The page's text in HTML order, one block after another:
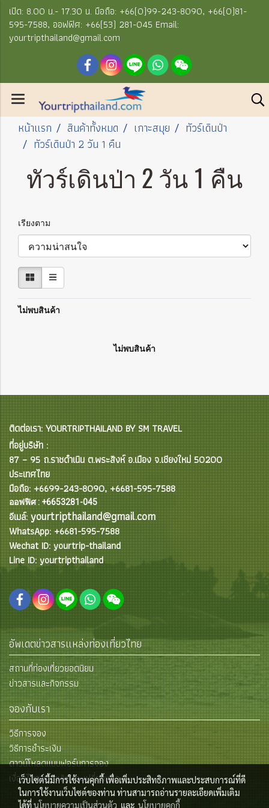
เปิด: 8.00 น.- 17.30 น. มือถือ: +66(0)99-243-8090, +66(0)81-
595-7588, ออฟฟิศ: +66(53) 281-045 Email:
yourtripthailand@gmail.com
หน้าแรก สินค้าทั้งหมด เกาะสมุย
ทัวร์เดินป่า
ทัวร์เดินป่า 2 วัน 1 คืน
ทัวร์เดินป่า 2 วัน 1 คืน
เรียงตาม
ไม่พบสินค้า
ไม่พบสินค้า
ติดต่อเรา: YOURTRIPTHAILAND BY SM TRAVEL
ที่อยู่บริษัท :
87 – 95 ถ.ราชดำเนิน ต.พระสิงห์ อ.เมือง จ.เชียงใหม่ 50200
ประเทศไทย
มือถือ: +6699-243-8090, +6681-595-7588
ออฟฟิศ : +6653281-045
อีเมล์: yourtripthailand@gmail.com
WhatsApp: +6681-595-7588
Wechat ID: yourtrip-thailand
Line ID: yourtripthailand
อัพเดตข่าวสารแหล่งท่องเที่ยวไทย
สถานที่ท่องเที่ยวยอดนิยม
ข่าวสารและกิจกรรม
จองกับเรา
วิธีการจอง
วิธีการชำระเงิน
ดาวน์โหลดแบบฟอร์มการจอง
เงื่อนไขการยกเลิกและเปลี่ยนแปลง
เว็บไซต์นี้มีการใช้งานคุกกี้ เพื่อเพิ่มประสิทธิภาพและประสบการณ์ที่ดี
ในการใช้งานเว็บไซต์ของท่าน ท่านสามารถอ่านรายละเอียดเพิ่มเติม
ได้ที่นโยบายความเป็นส่วนตัว และ นโยบายคุกกี้